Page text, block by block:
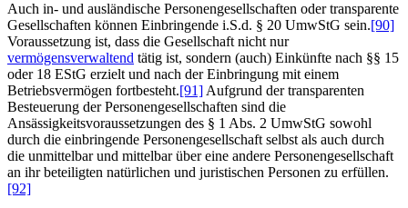
Auch in- und ausländische Personengesellschaften oder transparente
Gesellschaften können Einbringende i.S.d. § 20 UmwStG sein.[90]
Voraussetzung ist, dass die Gesellschaft nicht nur
vermögensverwaltend tätig ist, sondern (auch) Einkünfte nach §§ 15
oder 18 EStG erzielt und nach der Einbringung mit einem
Betriebsvermögen fortbesteht.[91] Aufgrund der transparenten
Besteuerung der Personengesellschaften sind die
Ansässigkeitsvoraussetzungen des § 1 Abs. 2 UmwStG sowohl
durch die einbringende Personengesellschaft selbst als auch durch
die unmittelbar und mittelbar über eine andere Personengesellschaft
an ihr beteiligten natürlichen und juristischen Personen zu erfüllen.
[92]